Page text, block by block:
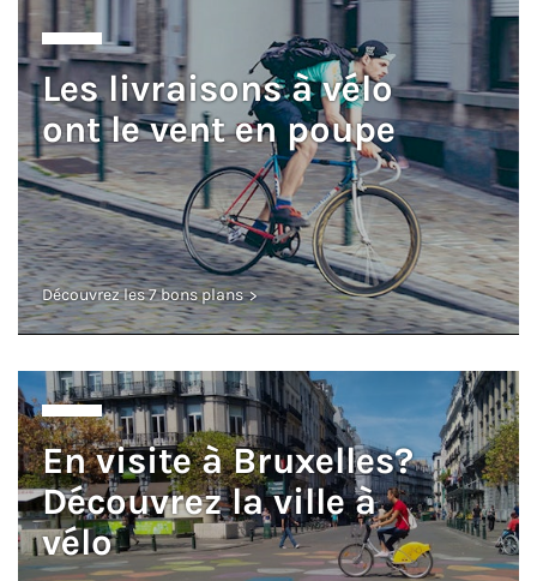
Les livraisons à vélo
ont le vent en poupe
Découvrez les 7 bons plans
En visite à Bruxelles?
Découvrez la ville à
vélo